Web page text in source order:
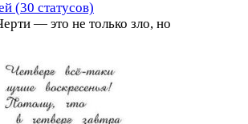
(30 статусов)
— это не только зло, но